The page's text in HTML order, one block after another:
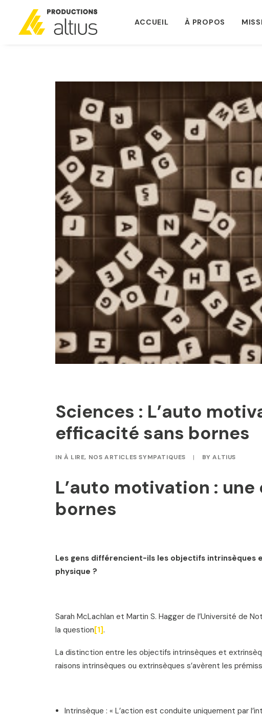
ACCUEIL À PROPOS
Sciences : L’auto
efficacité sans bornes
IN À LIRE, NOS ARTICLES SYMPATIQUES | BYALTIUS
L’auto motivation :
bornes
Les gens différencient-ils les objectifs intrinsèques
physique ?
Sarah McLachlan et Martin S. Hagger de l’Université de
la question[1].
La distinction entre les objectifs intrinsèques et
raisons intrinsèques ou extrinsèques s’avèrent les
Intrinsèque : « L’action est conduite uniquement par